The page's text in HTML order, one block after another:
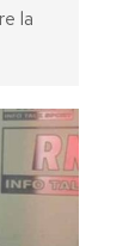
la